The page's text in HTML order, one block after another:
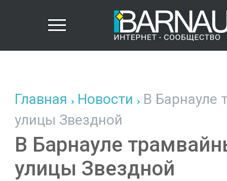
Главная Новости В Барнауле
улицы Звездной
В Барнауле
улицы Звездной